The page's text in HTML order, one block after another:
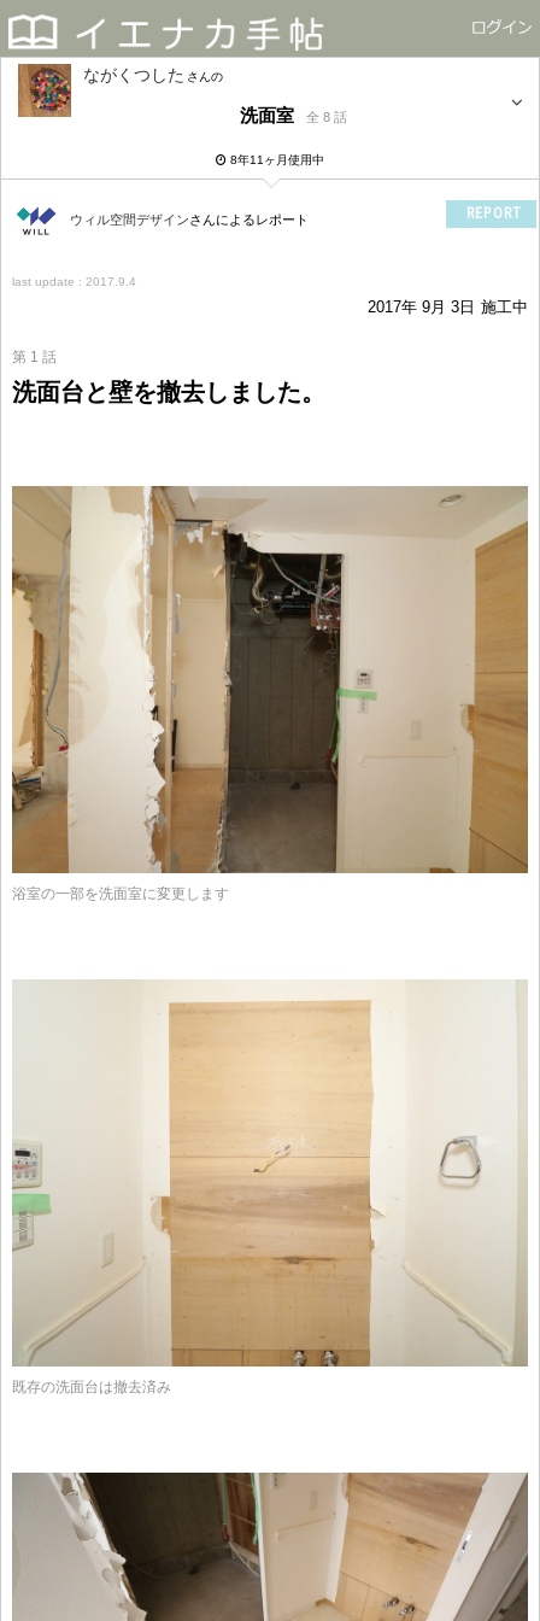
ながくつした さん
洗面室 全 8 話
8年11ヶ月使用中
ウィル空間デザインさんによるレポート REPORT
last update : 2017.9.4
2017年 9月 3日 施工中
第 1 話
洗面台と壁を撤去しました。
浴室の一部を洗面室に変更します
既存の洗面台は撤去済み